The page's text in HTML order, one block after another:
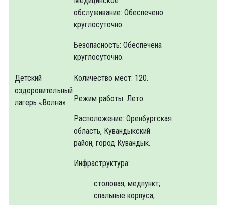
обслуживание: Обеспечено
круглосуточно.
Безопасность: Обеспечена
круглосуточно.
Детский
оздоровительный
лагерь «Волна»
Количество мест: 120.
Режим работы: Лето.
Расположение: Оренбургская
область, Кувандыкский
район, город Кувандык.
Инфраструктура:
столовая; медпункт;
спальные корпуса;